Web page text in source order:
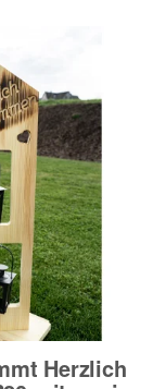
Herzlich